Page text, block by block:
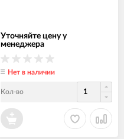
Уточняйте цену у
менеджера
Нет в наличии
Кол-во